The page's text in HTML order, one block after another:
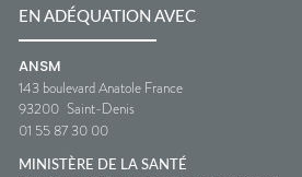
EN ADÉQUATION AVEC
ANSM
143 boulevard Anatole France
93200 Saint-Denis
01 55 87 30 00
MINISTÈRE DE LA SANTÉ